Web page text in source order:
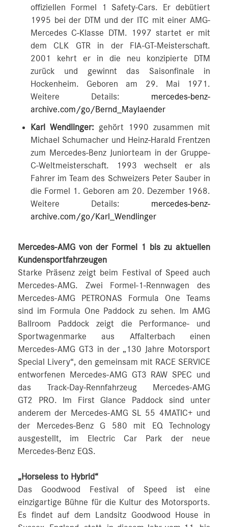
offiziellen Formel 1 Safety-Cars. Er debütiert
1995 bei der DTM und der ITC mit einer AMG-
Mercedes C-Klasse DTM. 1997 startet er mit
dem CLK GTR in der FIA-GT-Meisterschaft.
2001 kehrt er in die neu konzipierte DTM
zurück und gewinnt das Saisonfinale in
Hockenheim. Geboren am 29. Mai 1971.
Weitere Details: mercedes-benz-
archive.com/go/Bernd_Maylaender
Karl Wendlinger: gehört 1990 zusammen mit
Michael Schumacher und Heinz-Harald Frentzen
zum Mercedes-Benz Juniorteam in der Gruppe-
C-Weltmeisterschaft. 1993 wechselt er als
Fahrer im Team des Schweizers Peter Sauber in
die Formel 1. Geboren am 20. Dezember 1968.
Weitere Details: mercedes-benz-
archive.com/go/Karl_Wendlinger
Mercedes-AMG von der Formel 1 bis zu aktuellen
Kundensportfahrzeugen
Starke Präsenz zeigt beim Festival of Speed auch
Mercedes-AMG. Zwei Formel-1-Rennwagen des
Mercedes-AMG PETRONAS Formula One Teams
sind im Formula One Paddock zu sehen. Im AMG
Ballroom Paddock zeigt die Performance- und
Sportwagenmarke aus Affalterbach einen
Mercedes-AMG GT3 in der „130 Jahre Motorsport
Special Livery“, den gemeinsam mit RACE SERVICE
entworfenen Mercedes-AMG GT3 RAW SPEC und
das Track-Day-Rennfahrzeug Mercedes-AMG
GT2 PRO. Im First Glance Paddock sind unter
anderem der Mercedes-AMG SL 55 4MATIC+ und
der Mercedes-Benz G 580 mit EQ Technology
ausgestellt, im Electric Car Park der neue
Mercedes-Benz EQS.
„Horseless to Hybrid“
Das Goodwood Festival of Speed ist eine
einzigartige Bühne für die Kultur des Motorsports.
Es findet auf dem Landsitz Goodwood House in